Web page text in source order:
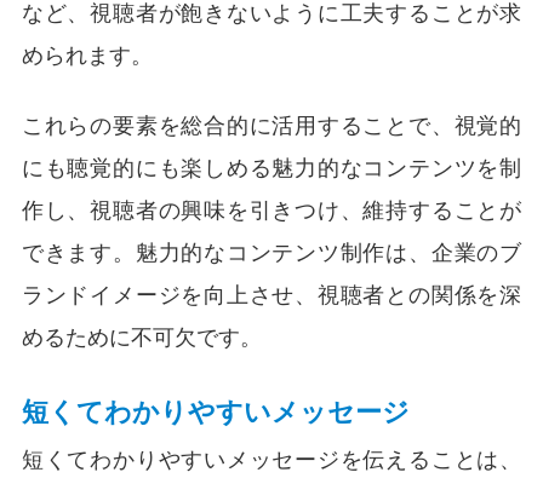
など、視聴者が飽きないように工夫することが求
められます。
これらの要素を総合的に活用することで、視覚的
にも聴覚的にも楽しめる魅力的なコンテンツを制
作し、視聴者の興味を引きつけ、維持することが
できます。魅力的なコンテンツ制作は、企業のブ
ランドイメージを向上させ、視聴者との関係を深
めるために不可欠です。
短くてわかりやすいメッセージ
短くてわかりやすいメッセージを伝えることは、